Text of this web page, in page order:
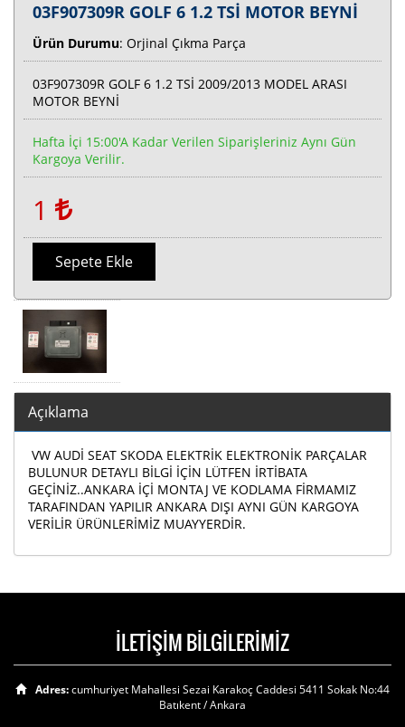
03F907309R GOLF 6 1.2 TSİ MOTOR BEYNİ
Ürün Durumu: Orjinal Çıkma Parça
03F907309R GOLF 6 1.2 TSİ 2009/2013 MODEL ARASI
MOTOR BEYNİ
Hafta İçi 15:00'a Kadar Verilen Siparişleriniz Aynı Gün
Kargoya Verilir.
1
Sepete Ekle
Açıklama
VW AUDİ SEAT SKODA ELEKTRİK ELEKTRONİK PARÇALAR
BULUNUR DETAYLI BİLGİ İÇİN LÜTFEN İRTİBATA
GEÇİNİZ..ANKARA İÇİ MONTAJ VE KODLAMA FİRMAMIZ
TARAFINDAN YAPILIR ANKARA DIŞI AYNI GÜN KARGOYA
VERİLİR ÜRÜNLERİMİZ MUAYYERDİR.
İLETİŞİM BİLGİLERİMİZ
Adres:cumhuriyet Mahallesi Sezai Karakoç Caddesi 5411 Sokak No:44
Batıkent / Ankara